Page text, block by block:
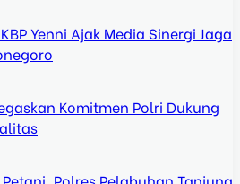
Yenni Ajak Media Sinergi Jaga
Komitmen Polri Dukung
Polres Pelabuhan Tanjung